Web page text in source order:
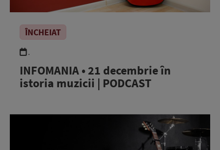
ÎNCHEIAT
.
INFOMANIA • 21 decembrie în
istoria muzicii | PODCAST